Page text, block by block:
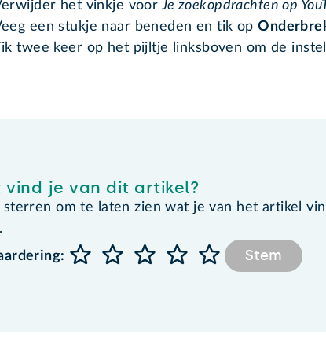
het vinkje voor Je zoekopdrachten op
een stukje naar beneden en tik op
twee keer op het pijltje linksboven om de
vind je van dit artikel?
sterren om te laten zien wat je van het artikel
Stem